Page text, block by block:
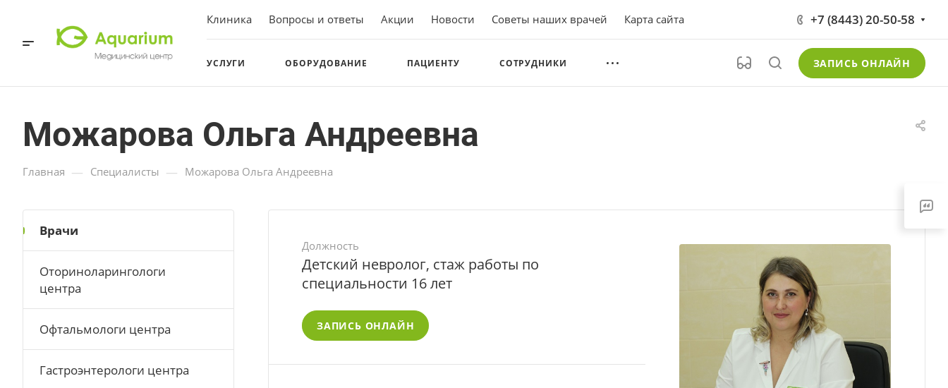
Клиника Вопросы и ответы Акции Новости Советы наших врачей Карта сайта +7 (8443) 20-50-58
УСЛУГИ ОБОРУДОВАНИЕ ПАЦИЕНТУ СОТРУДНИКИ ЗАПИСЬ ОНЛАЙН
Можарова Ольга Андреевна
Главная — Специалисты — Можарова Ольга Андреевна
Должность
Детский невролог, стаж работы по
специальности 16 лет
ЗАПИСЬ ОНЛАЙН
Врачи
Оториноларингологи
центра
Офтальмологи центра
Гастроэнтерологи центра